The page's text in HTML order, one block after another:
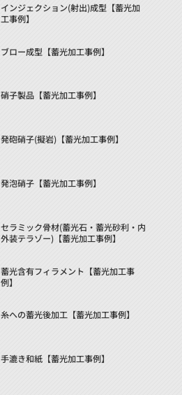
インジェクション(射出)成型【蓄光加
工事例】
ブロー成型【蓄光加工事例】
硝子製品【蓄光加工事例】
発砲硝子(擬岩)【蓄光加工事例】
発泡硝子【蓄光加工事例】
セラミック骨材(蓄光石・蓄光砂利・内
外装テラゾー)【蓄光加工事例】
蓄光含有フィラメント【蓄光加工事
例】
糸への蓄光後加工【蓄光加工事例】
手漉き和紙【蓄光加工事例】